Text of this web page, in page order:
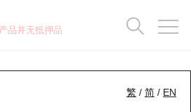
品并无抵押品
繁 / 简 / EN